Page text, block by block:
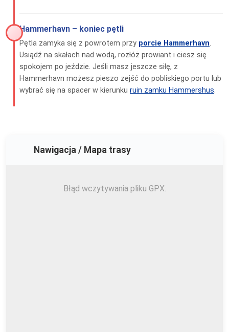
Hammerhavn – koniec pętli
Pętla zamyka się z powrotem przy porcie Hammerhavn.
Usiądź na skałach nad wodą, rozłóż prowiant i ciesz się
spokojem po jeździe. Jeśli masz jeszcze siłę, z
Hammerhavn możesz pieszo zejść do pobliskiego portu lub
wybrać się na spacer w kierunku ruin zamku Hammershus.
Nawigacja / Mapa trasy
Błąd wczytywania pliku GPX.